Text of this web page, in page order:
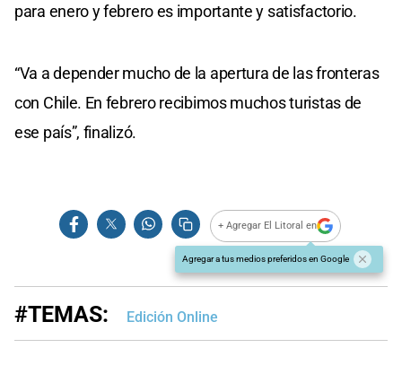
para enero y febrero es importante y satisfactorio.
“Va a depender mucho de la apertura de las fronteras
con Chile. En febrero recibimos muchos turistas de
ese país”, finalizó.
+ Agregar El Litoral en
Agregar a tus medios preferidos en Google
#TEMAS: Edición Online